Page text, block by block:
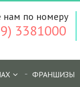
нам по номеру
3381000
ФРАНШИЗЫ